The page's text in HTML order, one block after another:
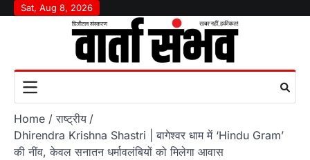
SkipSat, Aug 8, 2026
Home
राष्‍ट्रीय
Dhirendra Krishna Shastri | बागेश्वर धाम में ‘Hindu Gram’
की नींव, केवल सनातन धर्मावलंबियों को मिलेगा आवास